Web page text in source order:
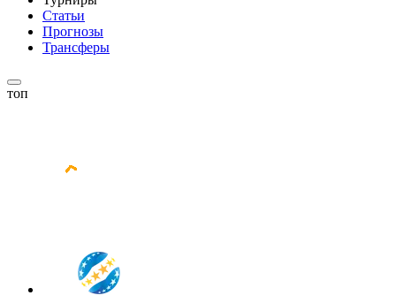
Статьи
Прогнозы
Трансферы
топ